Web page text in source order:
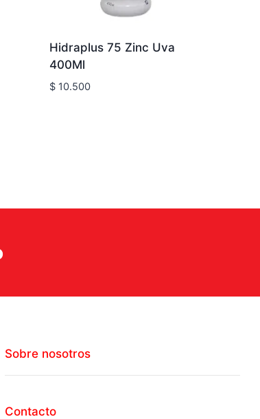
Hidraplus 75 Zinc Uva
400Ml
$ 10.500
Sobre nosotros
Contacto